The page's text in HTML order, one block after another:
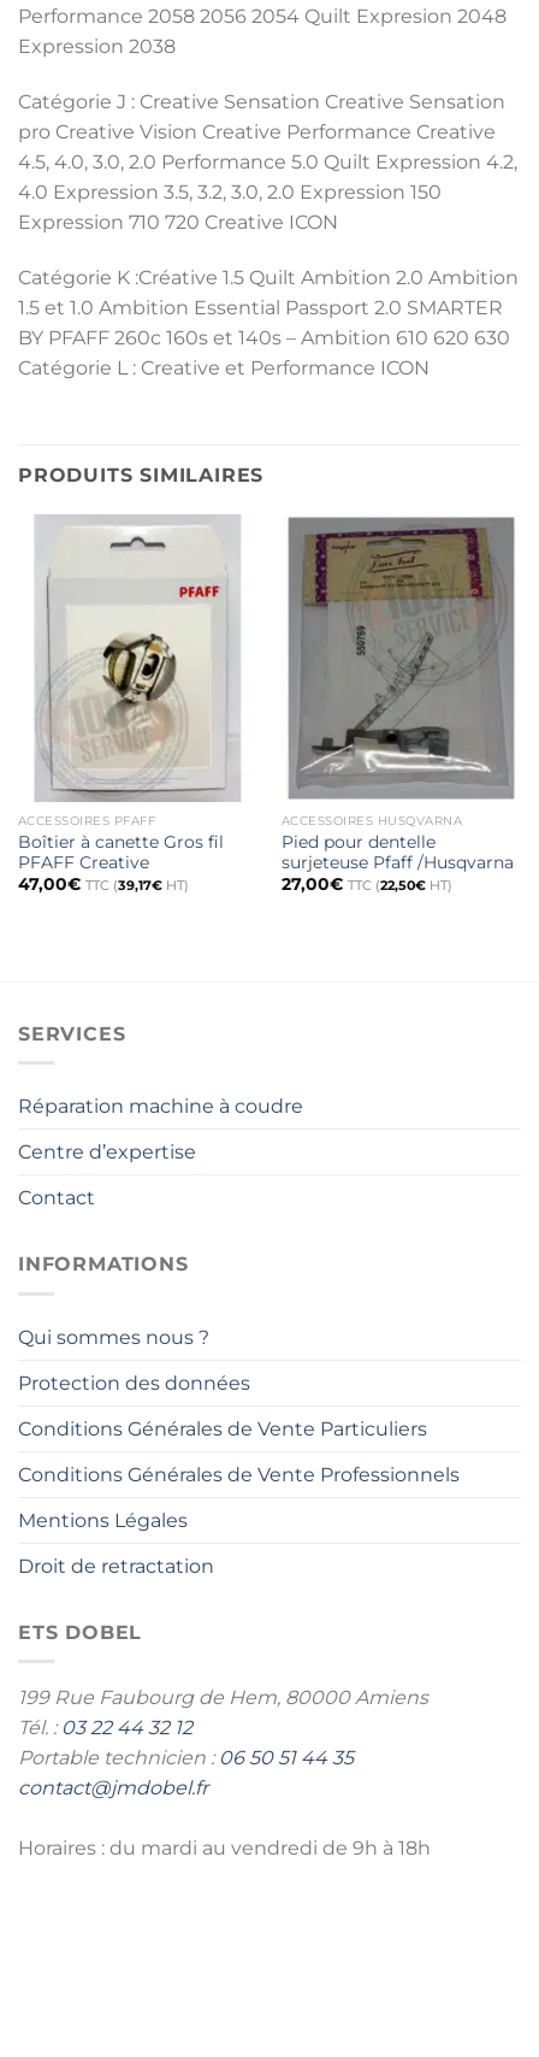
Performance 2058 2056 2054 Quilt Expresion 2048
Expression 2038
Catégorie J : Creative Sensation Creative Sensation
pro Creative Vision Creative Performance Creative
4.5, 4.0, 3.0, 2.0 Performance 5.0 Quilt Expression 4.2,
4.0 Expression 3.5, 3.2, 3.0, 2.0 Expression 150
Expression 710 720 Creative ICON
Catégorie K :Créative 1.5 Quilt Ambition 2.0 Ambition
1.5 et 1.0 Ambition Essential Passport 2.0 SMARTER
BY PFAFF 260c 160s et 140s – Ambition 610 620 630
Catégorie L : Creative et Performance ICON
PRODUITS SIMILAIRES
ACCESSOIRES PFAFF
Boîtier à canette Gros fil
PFAFF Creative
47,00€ TTC (39,17€HT)
ACCESSOIRES HUSQVARNA
Pied pour dentelle
surjeteuse Pfaff /Husqvarna
27,00€ TTC (22,50€HT)
SERVICES
Réparation machine à coudre
Centre d’expertise
Contact
INFORMATIONS
Qui sommes nous ?
Protection des données
Conditions Générales de Vente Particuliers
Conditions Générales de Vente Professionnels
Mentions Légales
Droit de retractation
ETS DOBEL
199 Rue Faubourg de Hem, 80000 Amiens
Tél. : 03 22 44 32 12
Portable technicien : 06 50 51 44 35
contact@jmdobel.fr
Horaires : du mardi au vendredi de 9h à 18h